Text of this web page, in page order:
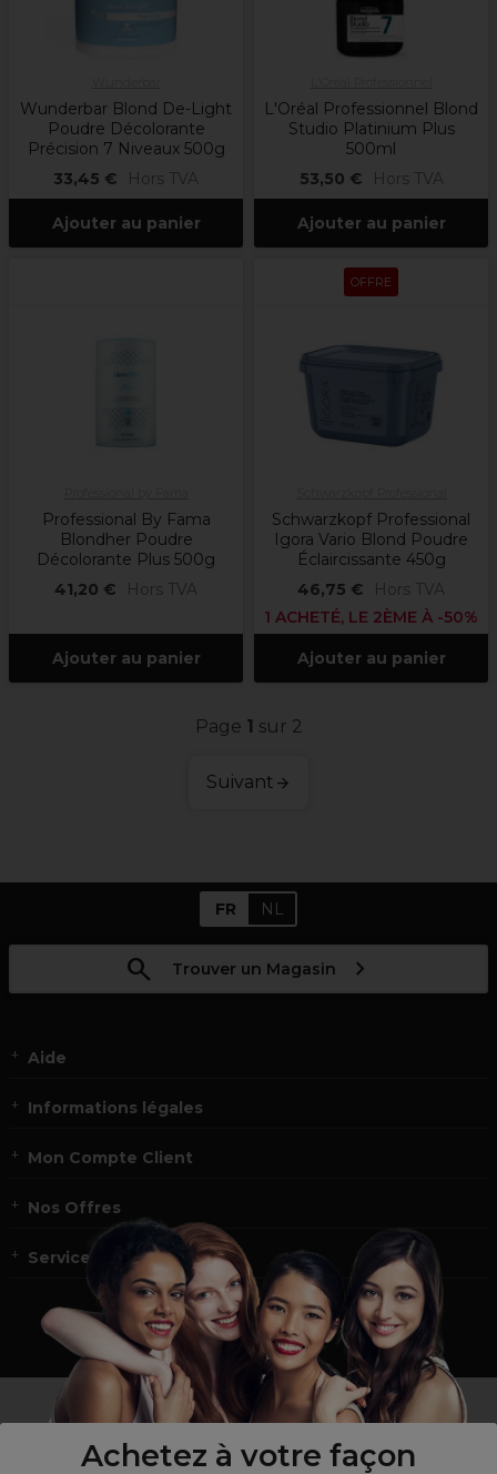
Achetez à votre façon
Wunderbar Blond De-Light
Poudre Décolorante
Précision 7 Niveaux 500g
33,45 €
Hors TVA
Ajouter au panier
L'Oréal Professionnel Blond
Studio Platinium Plus
500ml
53,50 €
Hors TVA
Ajouter au panier
Professional By Fama
Blondher Poudre
Décolorante Plus 500g
41,20 €
Hors TVA
Ajouter au panier
OFFRE
Schwarzkopf Professional
Igora Vario Blond Poudre
Éclaircissante 450g
46,75 €
Hors TVA
1 ACHETÉ, LE 2ÈME À -50%
Ajouter au panier
Page 1 sur 2
Suivant
FR NL
Trouver un Magasin
Aide
Informations légales
Mon Compte Client
Nos Offres
Service et contact
un professionnel de la coiffure ou de la beauté?
Visitez notre site pourles particuliers !